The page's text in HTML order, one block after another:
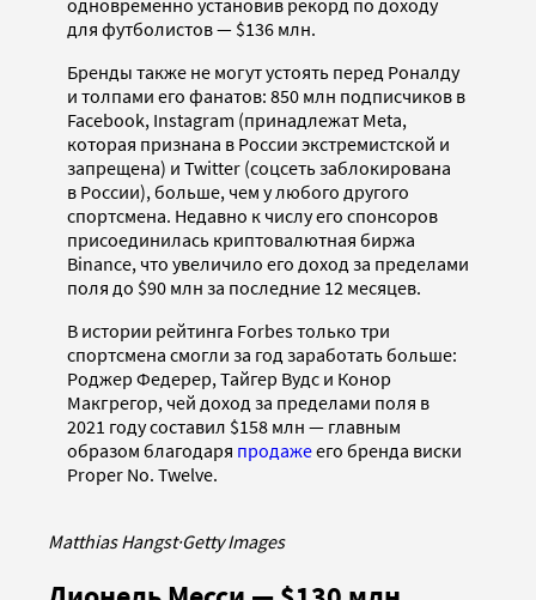
одновременно установив рекорд по доходу
для футболистов — $136 млн.
Бренды также не могут устоять перед Роналду
и толпами его фанатов: 850 млн подписчиков в
Facebook, Instagram (принадлежат Meta,
которая признана в России экстремистской и
запрещена) и Twitter (соцсеть заблокирована
в России), больше, чем у любого другого
спортсмена. Недавно к числу его спонсоров
присоединилась криптовалютная биржа
Binance, что увеличило его доход за пределами
поля до $90 млн за последние 12 месяцев.
В истории рейтинга Forbes только три
спортсмена смогли за год заработать больше:
Роджер Федерер, Тайгер Вудс и Конор
Макгрегор, чей доход за пределами поля в
2021 году составил $158 млн — главным
образом благодаря продажеего бренда виски
Proper No. Twelve.
Matthias Hangst·Getty Images